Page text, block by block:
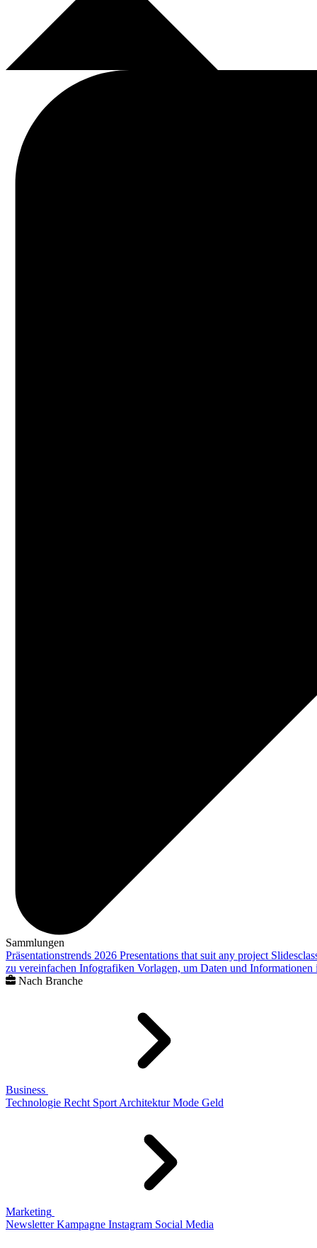
Sammlungen
Präsentationstrends 2026 Presentations that suit any project
zu vereinfachen Infografiken Vorlagen, um Daten und
Nach Branche
Business
Technologie Recht Sport Architektur Mode Geld
Marketing
Newsletter Kampagne Instagram Social Media